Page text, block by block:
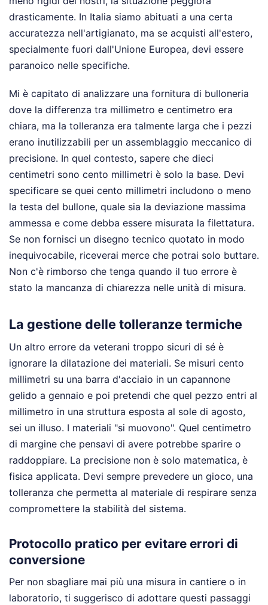
drasticamente. In Italia siamo abituati a una certa
accuratezza nell'artigianato, ma se acquisti all'estero,
specialmente fuori dall'Unione Europea, devi essere
paranoico nelle specifiche.
Mi è capitato di analizzare una fornitura di bulloneria
dove la differenza tra millimetro e centimetro era
chiara, ma la tolleranza era talmente larga che i pezzi
erano inutilizzabili per un assemblaggio meccanico di
precisione. In quel contesto, sapere che dieci
centimetri sono cento millimetri è solo la base. Devi
specificare se quei cento millimetri includono o meno
la testa del bullone, quale sia la deviazione massima
ammessa e come debba essere misurata la filettatura.
Se non fornisci un disegno tecnico quotato in modo
inequivocabile, riceverai merce che potrai solo buttare.
Non c'è rimborso che tenga quando il tuo errore è
stato la mancanza di chiarezza nelle unità di misura.
La gestione delle tolleranze termiche
Un altro errore da veterani troppo sicuri di sé è
ignorare la dilatazione dei materiali. Se misuri cento
millimetri su una barra d'acciaio in un capannone
gelido a gennaio e poi pretendi che quel pezzo entri al
millimetro in una struttura esposta al sole di agosto,
sei un illuso. I materiali "si muovono". Quel centimetro
di margine che pensavi di avere potrebbe sparire o
raddoppiare. La precisione non è solo matematica, è
fisica applicata. Devi sempre prevedere un gioco, una
tolleranza che permetta al materiale di respirare senza
compromettere la stabilità del sistema.
Protocollo pratico per evitare errori di
conversione
Per non sbagliare mai più una misura in cantiere o in
laboratorio, ti suggerisco di adottare questi passaggi